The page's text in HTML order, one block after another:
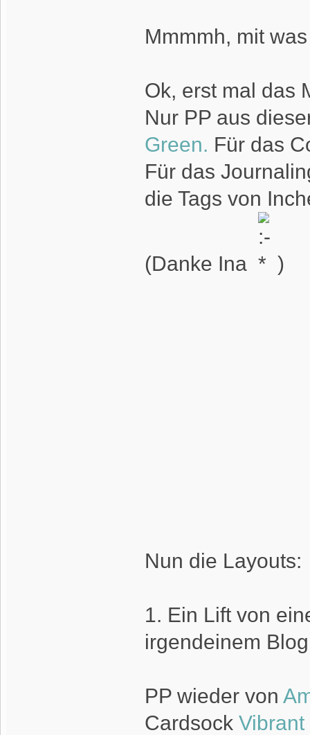
Mmmmh, mit
Ok, erst mal das
Nur PP aus
Green. Für das
Für das
die Tags von
(Danke Ina )
Nun die Layouts:
1. Ein Lift von
irgendeinem
PP wieder von
Cardsock